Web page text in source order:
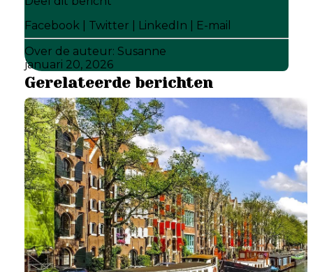
Facebook| Twitter LinkedIn
E-mail
Over de auteur: Susanne
januari 20, 2026
Gerelateerde berichten